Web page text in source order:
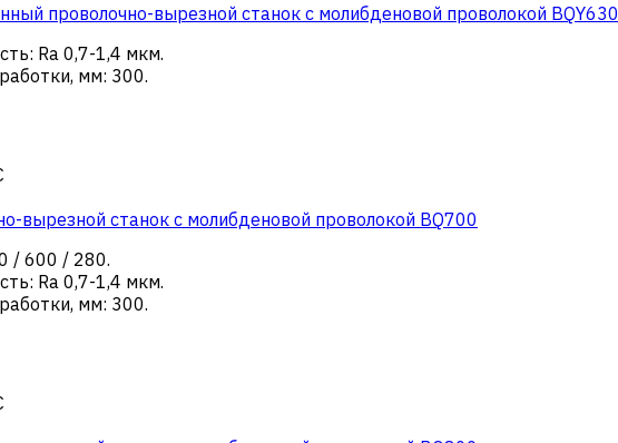
проволочно-вырезной станок с молибденовой проволокой BQY630
: Ra 0,7-1,4 мкм.
мм: 300.
вырезной станок с молибденовой проволокой BQ700
/ 600 / 280.
: Ra 0,7-1,4 мкм.
мм: 300.